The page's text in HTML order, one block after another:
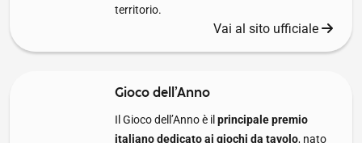
territorio.
Vai al sito ufficiale
Gioco dell’Anno
Il Gioco dell’Anno è il principale premio
italiano dedicato ai giochi da tavolo, nato